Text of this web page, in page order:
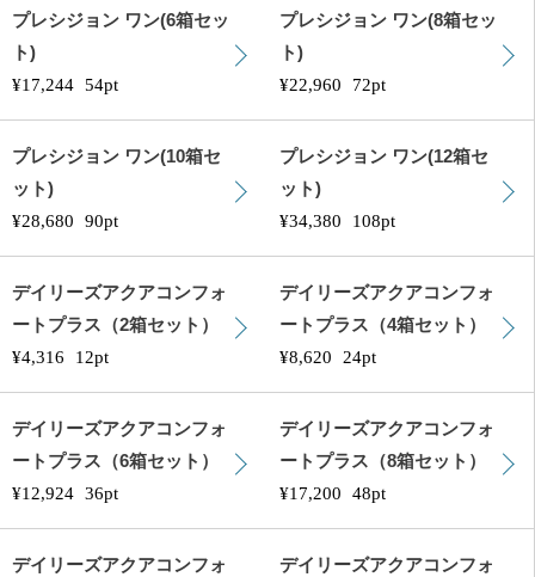
プレシジョン ワン(6箱セッ
ト)
¥17,244 54pt
プレシジョン ワン(8箱セッ
ト)
¥22,960
72pt
プレシジョン ワン(10箱セ
ット)
¥28,680 90pt
プレシジョン ワン(12箱セ
ット)
¥34,380
108pt
デイリーズアクアコンフォ
ートプラス（2箱セット）
¥4,316
12pt
デイリーズアクアコンフォ
ートプラス（4箱セット）
¥8,620
24pt
デイリーズアクアコンフォ
ートプラス（6箱セット）
¥12,924 36pt
デイリーズアクアコンフォ
ートプラス（8箱セット）
¥17,200 48pt
デイリーズアクアコンフォ
デイリーズアクアコンフォ